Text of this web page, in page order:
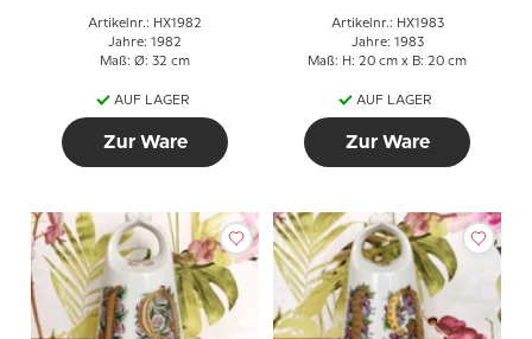
Artikelnr.: HX1982
Jahre: 1982
Maß: Ø: 32 cm
AUF LAGER
Zur Ware
Artikelnr.: HX1983
Jahre: 1983
Maß: H: 20 cm x B: 20 cm
AUF LAGER
Zur Ware